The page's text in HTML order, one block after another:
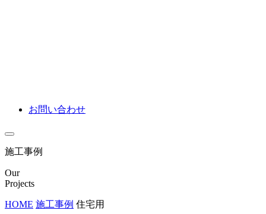
お問い合わせ
施工事例
Our
Projects
HOME 施工事例 住宅用